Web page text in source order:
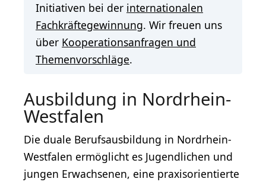
Initiativen bei der internationalen
Fachkräftegewinnung. Wir freuen uns
über Kooperationsanfragen und
Themenvorschläge.
Ausbildung in Nordrhein-
Westfalen
Die duale Berufsausbildung in Nordrhein-
Westfalen ermöglicht es Jugendlichen und
jungen Erwachsenen, eine praxisorientierte